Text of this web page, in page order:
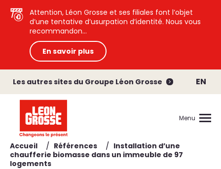
Attention, Léon Grosse et ses filiales font l’objet
d’une tentative d’usurpation d’identité. Nous vous
recommandon...
En savoir plus
Les autres sites du Groupe Léon Grosse EN
Menu
Accueil / Références / Installation d’une
chaufferie biomasse dans un immeuble de 97
logements